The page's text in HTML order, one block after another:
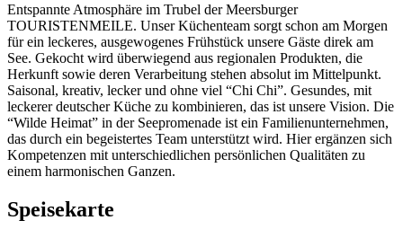
Entspannte Atmosphäre im Trubel der Meersburger
TOURISTENMEILE. Unser Küchenteam sorgt schon am Morgen
für ein leckeres, ausgewogenes Frühstück unsere Gäste direk am
See. Gekocht wird überwiegend aus regionalen Produkten, die
Herkunft sowie deren Verarbeitung stehen absolut im Mittelpunkt.
Saisonal, kreativ, lecker und ohne viel “Chi Chi”. Gesundes, mit
leckerer deutscher Küche zu kombinieren, das ist unsere Vision. Die
“Wilde Heimat” in der Seepromenade ist ein Familienunternehmen,
das durch ein begeistertes Team unterstützt wird. Hier ergänzen sich
Kompetenzen mit unterschiedlichen persönlichen Qualitäten zu
einem harmonischen Ganzen.
Speisekarte